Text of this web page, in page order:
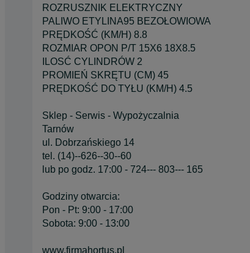
ROZRUSZNIK ELEKTRYCZNY
PALIWO ETYLINA95 BEZOŁOWIOWA
PRĘDKOŚĆ (KM/H) 8.8
ROZMIAR OPON P/T 15X6 18X8.5
ILOSĆ CYLINDRÓW 2
PROMIEŃ SKRĘTU (CM) 45
PRĘDKOŚĆ DO TYŁU (KM/H) 4.5
Sklep - Serwis - Wypożyczalnia
Tarnów
ul. Dobrzańskiego 14
tel. (14)--626--30--60
lub po godz. 17:00 - 724--- 803--- 165
Godziny otwarcia:
Pon - Pt: 9:00 - 17:00
Sobota: 9:00 - 13:00
www.firmahortus.pl